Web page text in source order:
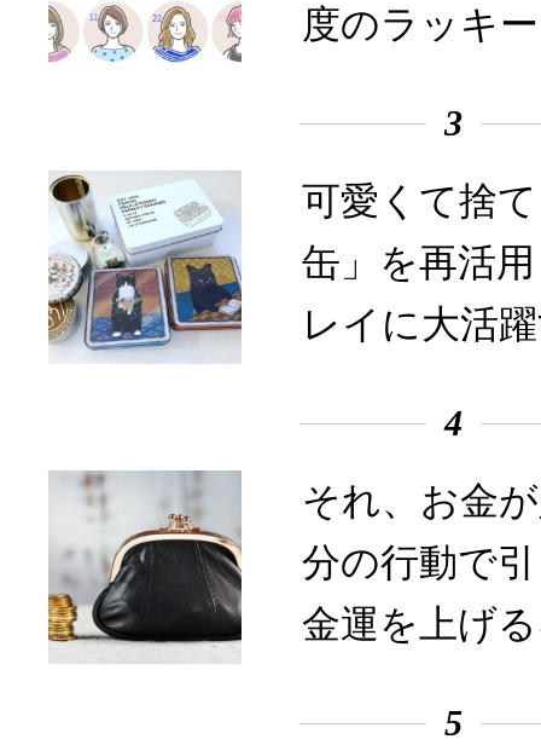
度のラッキ
3
可愛くて捨
缶」を再活
レイに大活
4
それ、お金
分の行動で
金運を上げ
5